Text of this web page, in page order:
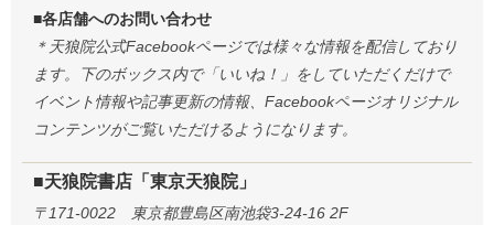
■各店舗へのお問い合わせ
＊天狼院公式Facebookページでは様々な情報を配信しており
ます。下のボックス内で「いいね！」をしていただくだけで
イベント情報や記事更新の情報、Facebookページオリジナル
コンテンツがご覧いただけるようになります。
■天狼院書店「東京天狼院」
〒171-0022 東京都豊島区南池袋3-24-16 2F